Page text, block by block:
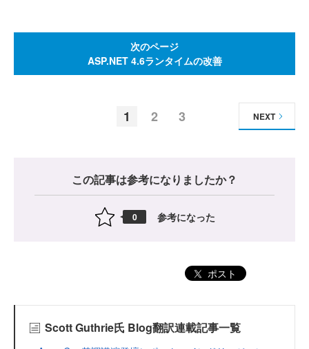
次のページ
ASP.NET 4.6ランタイムの改善
1 2 3 NEXT
この記事は参考になりましたか？
0 参考になった
ポスト
Scott Guthrie氏 Blog翻訳連載記事一覧